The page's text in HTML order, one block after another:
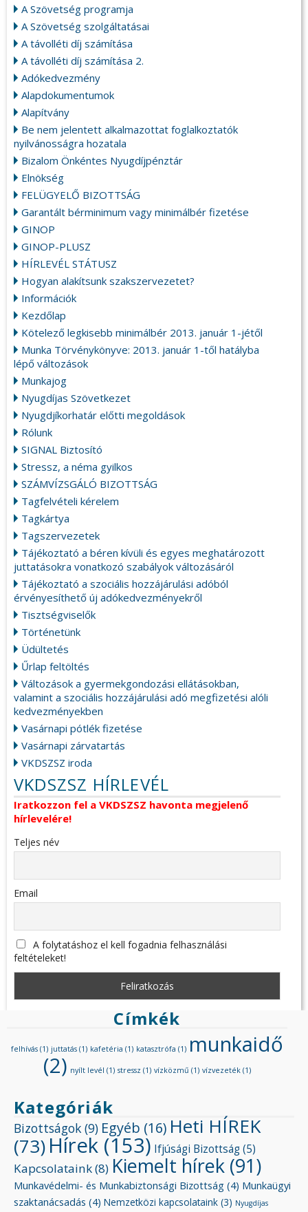
A Szövetség programja
A Szövetség szolgáltatásai
A távolléti díj számítása
A távolléti díj számítása 2.
Adókedvezmény
Alapdokumentumok
Alapítvány
Be nem jelentett alkalmazottat foglalkoztatók
nyilvánosságra hozatala
Bizalom Önkéntes Nyugdíjpénztár
Elnökség
FELÜGYELŐ BIZOTTSÁG
Garantált bérminimum vagy minimálbér fizetése
GINOP
GINOP-PLUSZ
HÍRLEVÉL STÁTUSZ
Hogyan alakítsunk szakszervezetet?
Információk
Kezdőlap
Kötelező legkisebb minimálbér 2013. január 1-jétől
Munka Törvénykönyve: 2013. január 1-től hatályba
lépő változások
Munkajog
Nyugdíjas Szövetkezet
Nyugdjíkorhatár előtti megoldások
Rólunk
SIGNAL Biztosító
Stressz, a néma gyilkos
SZÁMVÍZSGÁLÓ BIZOTTSÁG
Tagfelvételi kérelem
Tagkártya
Tagszervezetek
Tájékoztató a béren kívüli és egyes meghatározott
juttatásokra vonatkozó szabályok változásáról
Tájékoztató a szociális hozzájárulási adóból
érvényesíthető új adókedvezményekről
Tisztségviselők
Történetünk
Üdültetés
Űrlap feltöltés
Változások a gyermekgondozási ellátásokban,
valamint a szociális hozzájárulási adó megfizetési alóli
kedvezményekben
Vasárnapi pótlék fizetése
Vasárnapi zárvatartás
VKDSZSZ iroda
VKDSZSZ HÍRLEVÉL
Iratkozzon fel a VKDSZSZ havonta megjelenő
hírlevelére!
Teljes név
Email
A folytatáshoz el kell fogadnia felhasználási
feltételeket!
Címkék
felhívás (1) juttatás (1) kafetéria (1) katasztrófa (1) munkaidő
(2) nyílt levél (1) stressz (1) vízközmű (1) vízvezeték (1)
Kategóriák
Bizottságok (9) Egyéb (16) Heti HÍREK
(73)Hírek (153) Ifjúsági Bizottság(5)
Kapcsolataink(8) Kiemelt hírek (91)
Munkavédelmi- és Munkabiztonsági Bizottság (4) Munkaügyi
szaktanácsadás (4) Nemzetközi kapcsolataink (3) Nyugdíjas